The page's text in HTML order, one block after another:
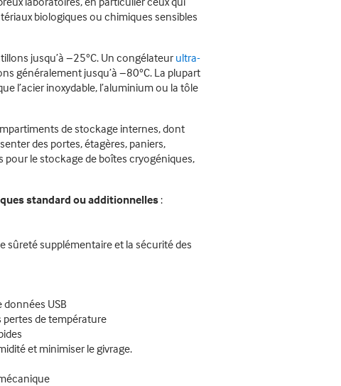
biologiques ou chimiques sensibles
jusqu’à −25°C. Un congélateur ultra-
généralement jusqu’à −80°C. La plupart
l’acier inoxydable, l’aluminium ou la tôle
de stockage internes, dont
des portes, étagères, paniers,
le stockage de boîtes cryogéniques,
standard ou additionnelles:
sûreté supplémentaire et la sécurité des
USB
de température
et minimiser le givrage.